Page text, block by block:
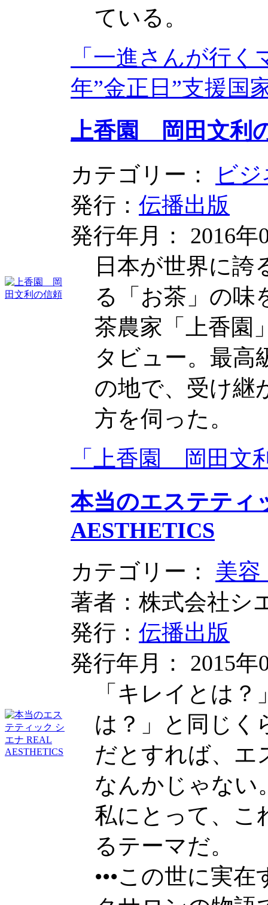
ている。
「一進さんが行
年”金正日”支援国
上香園 岡田文利
カテゴリー：
ビ
発行： 伝播出版
発行年月： 2016年
日本が世界に誇
る「お茶」の味
茶農家「上香園
タビュー。最高
の地で、受け継
方を伺った。
「上香園 岡田文
本当のエステティ
AESTHETICS
カテゴリー： 美
著者：株式会社シ
発行： 伝播出版
発行年月： 2015年
「キレイとは
は？」と同じく
だとすれば、エ
なんかじゃない
私にとって、こ
るテーマだ。
•••この世に実